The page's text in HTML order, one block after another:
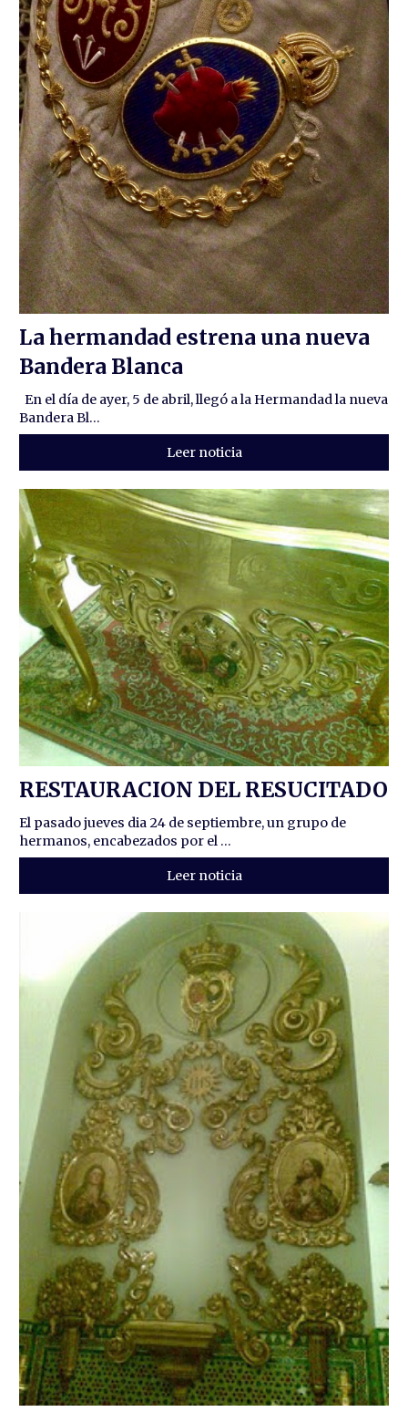
La hermandad estrena una nueva
Bandera Blanca
En el día de ayer, 5 de abril, llegó a la Hermandad la nueva
Bandera Bl...
Leer noticia
RESTAURACION DEL RESUCITADO
El pasado jueves dia 24 de septiembre, un grupo de
hermanos, encabezados por el ...
Leer noticia